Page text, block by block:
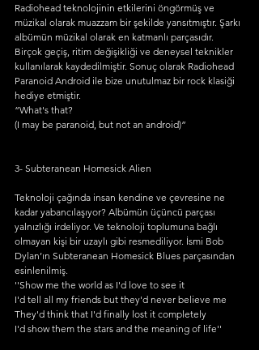
Radiohead teknolojinin etkilerini öngörmüş ve
müzikal olarak muazzam bir şekilde yansıtmıştır. Şarkı
albümün müzikal olarak en katmanlı parçasıdır.
Birçok geçiş, ritim değişikliği ve deneysel teknikler
kullanılarak kaydedilmiştir. Sonuç olarak Radiohead
Paranoid Android ile bize unutulmaz bir rock klasiği
hediye etmiştir.
“What's that?
(I may be paranoid, but not an android)”
3- Subteranean Homesick Alien
Teknoloji çağında insan kendine ve çevresine ne
kadar yabancılaşıyor? Albümün üçüncü parçası
yalnızlığı irdeliyor. Ve teknoloji toplumuna bağlı
olmayan kişi bir uzaylı gibi resmediliyor. İsmi Bob
Dylan’ın Subteranean Homesick Blues parçasından
esinlenilmiş.
''Show me the world as I'd love to see it
I'd tell all my friends but they'd never believe me
They'd think that I'd finally lost it completely
I'd show them the stars and the meaning of life''